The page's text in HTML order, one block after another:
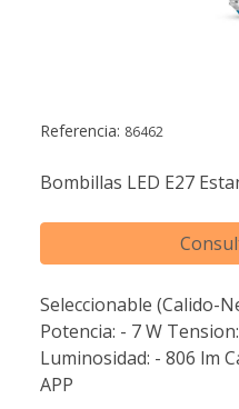
Referencia: 86462
Bombillas LED E27
Seleccionable (Calido-
Potencia: - 7 W
Luminosidad: - 806 lm
APP